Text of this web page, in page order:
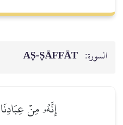
السورة: AṢ-ṢĀFFĀT
إِنَّهُۥ مِنۡ